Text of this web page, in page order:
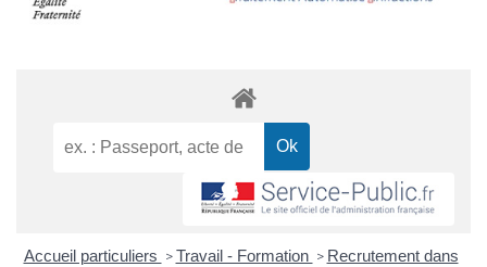
Accueil particuliers > Travail - Formation > Recrutement dans